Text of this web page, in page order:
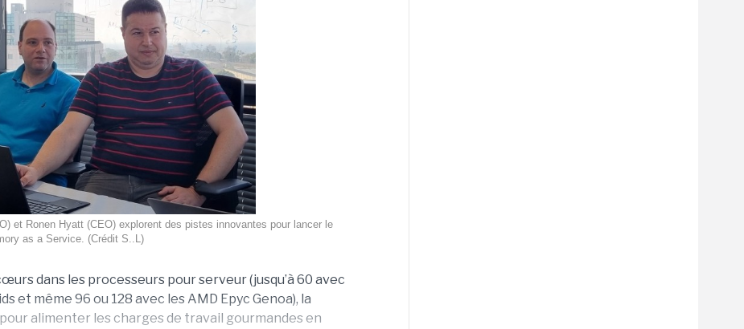
et Ronen Hyatt (CEO) explorent des pistes innovantes pour lancer le
as a Service. (Crédit S..L)
dans les processeurs pour serveur (jusqu’à 60 avec
et même 96 ou 128 avec les AMD Epyc Genoa), la
alimenter les charges de travail gourmandes en